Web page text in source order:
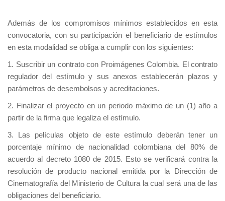
Además de los compromisos mínimos establecidos en esta
convocatoria, con su participación el beneficiario de estímulos
en esta modalidad se obliga a cumplir con los siguientes:
1. Suscribir un contrato con Proimágenes Colombia. El contrato
regulador del estímulo y sus anexos establecerán plazos y
parámetros de desembolsos y acreditaciones.
2. Finalizar el proyecto en un periodo máximo de un (1) año a
partir de la firma que legaliza el estímulo.
3. Las películas objeto de este estímulo deberán tener un
porcentaje mínimo de nacionalidad colombiana del 80% de
acuerdo al decreto 1080 de 2015. Esto se verificará contra la
resolución de producto nacional emitida por la Dirección de
Cinematografía del Ministerio de Cultura la cual será una de las
obligaciones del beneficiario.